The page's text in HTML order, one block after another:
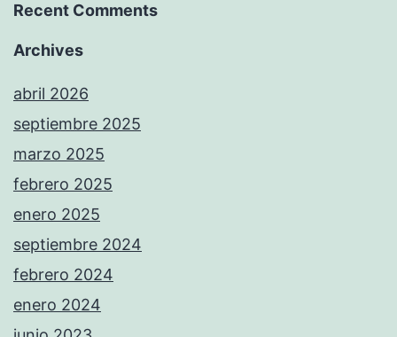
Recent Comments
Archives
abril 2026
septiembre 2025
marzo 2025
febrero 2025
enero 2025
septiembre 2024
febrero 2024
enero 2024